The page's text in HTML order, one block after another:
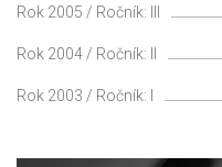
Rok 2005 / Ročník: III
Rok 2004 / Ročník: II
Rok 2003 / Ročník: I